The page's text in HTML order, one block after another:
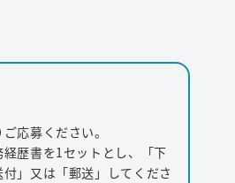
ワード検索
応募ください。
歴書を1セットとし、「下
」又は「郵送」してくださ